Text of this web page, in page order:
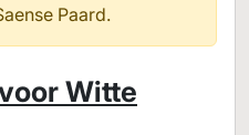
Paard.
Witte